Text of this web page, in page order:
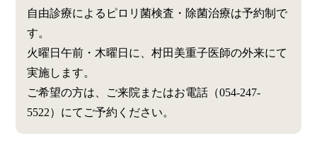
自由診療によるピロリ菌検査・除菌治療は予約制で
す。
火曜日午前・木曜日に、村田美重子医師の外来にて
実施します。
ご希望の方は、ご来院またはお電話（054-247-
5522）にてご予約ください。